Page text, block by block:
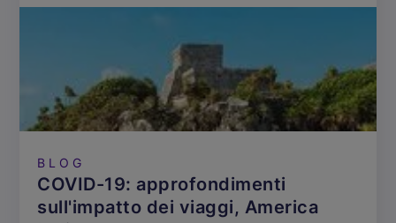
BLOG
COVID-19: approfondimenti
sull'impatto dei viaggi, America